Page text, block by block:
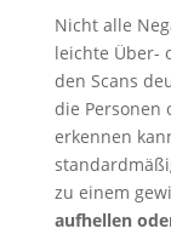
Nicht alle
leichte Über-
den Scans
die Personen
erkennen
zu einem
aufhellen